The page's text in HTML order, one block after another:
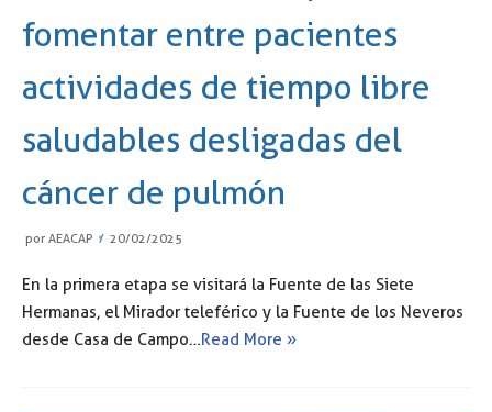
fomentar entre pacientes
actividades de tiempo libre
saludables desligadas del
cáncer de pulmón
por AEACAP 20/02/2025
En la primera etapa se visitará la Fuente de las Siete
Hermanas, el Mirador teleférico y la Fuente de los Neveros
desde Casa de Campo…Read More »